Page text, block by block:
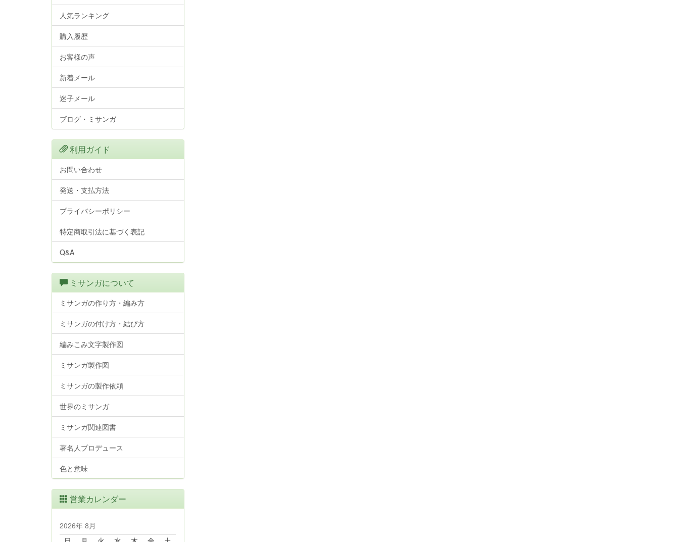
人気ランキング
購入履歴
お客様の声
新着メール
迷子メール
ブログ・ミサンガ
利用ガイド
お問い合わせ
発送・支払方法
プライバシーポリシー
特定商取引法に基づく表記
Q&A
ミサンガについて
ミサンガの作り方・編み方
ミサンガの付け方・結び方
編みこみ文字製作図
ミサンガ製作図
ミサンガの製作依頼
世界のミサンガ
ミサンガ関連図書
著名人プロデュース
色と意味
営業カレンダー
2026年 8月